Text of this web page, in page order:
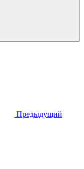
Предыдущий